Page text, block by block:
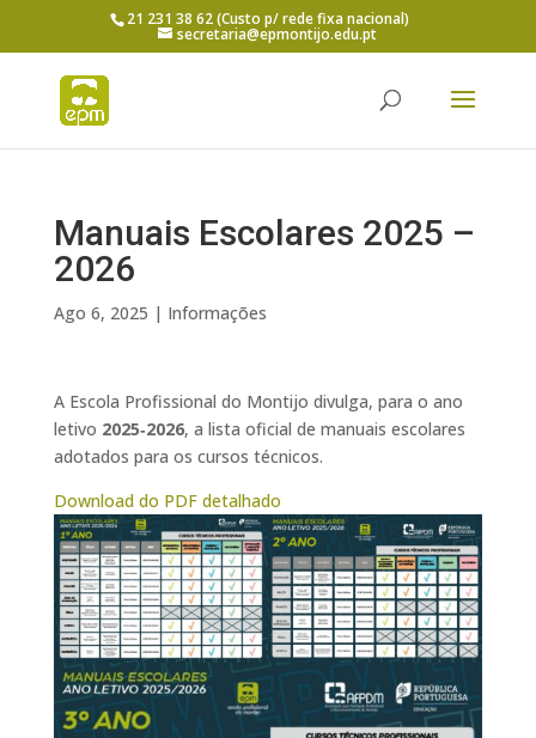
21 231 38 62 (Custo p/ rede fixa nacional)
secretaria@epmontijo.edu.pt
Manuais Escolares 2025 –
2026
Ago 6, 2025 | Informações
A Escola Profissional do Montijo divulga, para o ano
letivo 2025‑2026, a lista oficial de manuais escolares
adotados para os cursos técnicos.
Download do PDF detalhado